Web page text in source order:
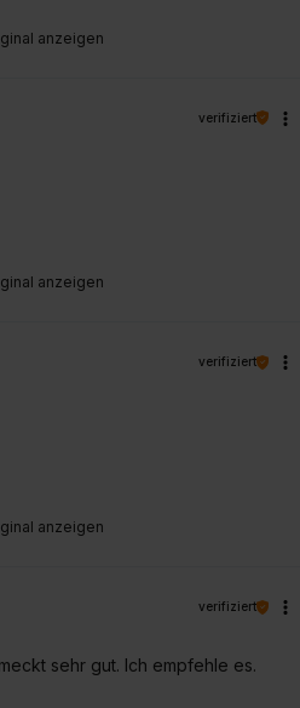
anzeigen
anzeigen
verifiziert
anzeigen
verifiziert
verifiziert
sehr gut. Ich empfehle es.